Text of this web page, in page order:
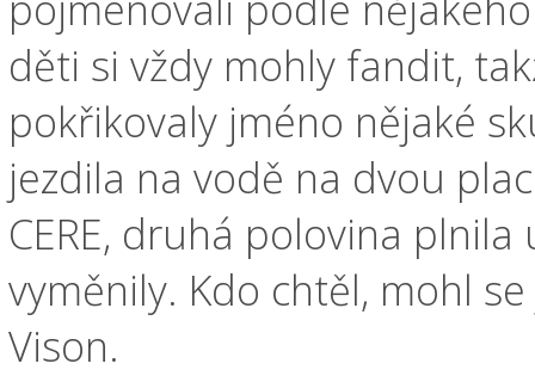
děti si vždy mohly fandit,
pokřikovaly jméno nějaké
jezdila na vodě na dvou
CERE, druhá polovina
vyměnily. Kdo chtěl, mohl
Vison.